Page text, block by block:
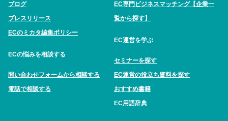
ブログ
プレスリリース
ECのミカタ編集ポリシー
ECの悩みを相談する
問い合わせフォームから相談する
電話で相談する
EC専門ビジネスマッチング【企業一
覧から探す】
EC運営を学ぶ
セミナーを探す
EC運営の役立ち資料を探す
おすすめ書籍
EC用語辞典